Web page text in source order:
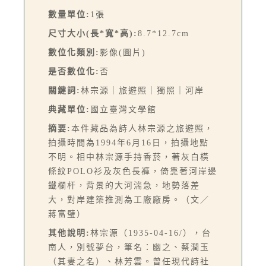
數量單位: 1張
尺寸大小(長*寬*高): 8.7*12.7cm
數位化類別: 影像(圖片)
是否數位化: 否
關鍵詞: 林宗源｜旅遊照｜獨照｜河岸
典藏單位: 國立臺灣文學館
摘要: 本件藏品為詩人林宗源之旅遊照，
拍攝時間為1994年6月16日，拍攝地點
不明。相中林宗源手持香菸，著灰白橫
條紋POLO衫及灰色長褲，倚靠著河岸邊
鐵欄杆，背景的大河湍急，地勢落差
大，對岸建築推測為工廠廠房。（文／
蔣富璧）
其他說明: 林宗源（1935-04-16/），台
南人，別號夢台，筆名：幽之、蔡潤玉
（其妻之名）、林芳雲。曾任現代詩社